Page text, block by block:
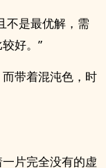
不是最优解，需
好。”
带着混沌色，时
片完全没有的虚